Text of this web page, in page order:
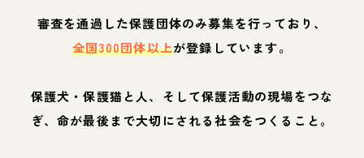
審査を通過した保護団体のみ募集を行っており、
全国300団体以上が登録しています。
保護犬・保護猫と人、そして保護活動の現場をつな
ぎ、命が最後まで大切にされる社会をつくること。